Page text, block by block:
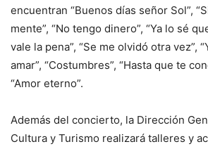
encuentran “Buenos días señor Sol”,
mente”, “No tengo dinero”, “Ya lo sé
vale la pena”, “Se me olvidó otra vez”,
amar”, “Costumbres”, “Hasta que te
“Amor eterno”.
Además del concierto, la Dirección
Cultura y Turismo realizará talleres y